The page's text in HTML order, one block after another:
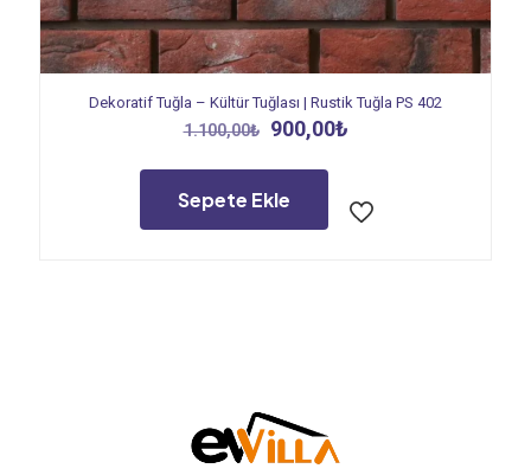
Dekoratif Tuğla – Kültür Tuğlası | Rustik Tuğla PS 402
1.100,00₺
Orijinal
fiyat:
1.100,00₺.
900,00₺Şu
Sepete Ekle